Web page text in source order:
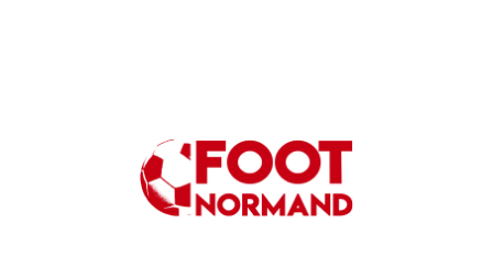
FC ROUEN - MERCATO
L'ex-Avranchinais Alan Kérouédan en passe d'êtr...